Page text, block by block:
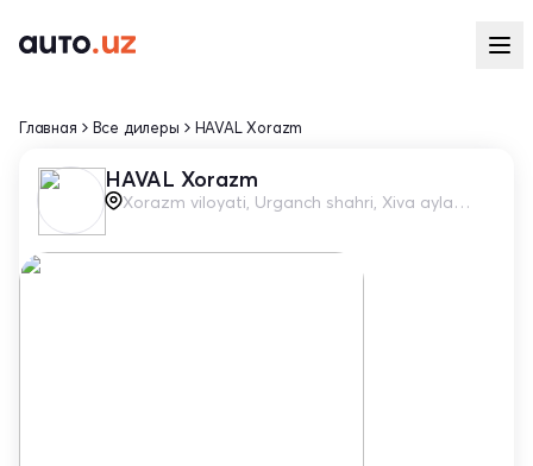
Главная Все дилеры HAVAL Xorazm
HAVAL Xorazm
Xorazm viloyati, Urganch shahri, Xiva aylanma yo'li